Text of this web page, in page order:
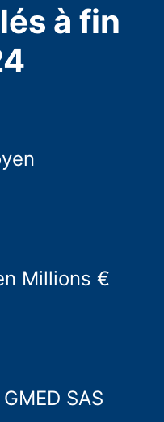
à fin
Millions €
SAS